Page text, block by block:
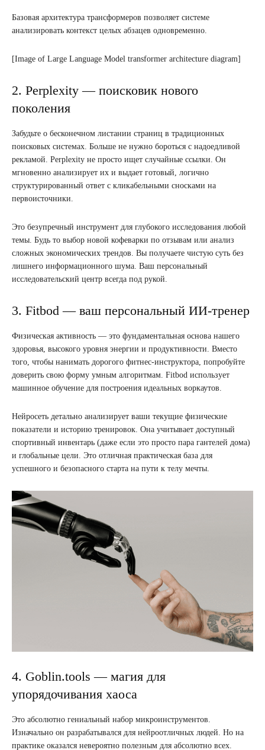
Базовая архитектура трансформеров позволяет системе
анализировать контекст целых абзацев одновременно.
[Image of Large Language Model transformer architecture diagram]
2. Perplexity — поисковик нового
поколения
Забудьте о бесконечном листании страниц в традиционных
поисковых системах. Больше не нужно бороться с надоедливой
рекламой. Perplexity не просто ищет случайные ссылки. Он
мгновенно анализирует их и выдает готовый, логично
структурированный ответ с кликабельными сносками на
первоисточники.
Это безупречный инструмент для глубокого исследования любой
темы. Будь то выбор новой кофеварки по отзывам или анализ
сложных экономических трендов. Вы получаете чистую суть без
лишнего информационного шума. Ваш персональный
исследовательский центр всегда под рукой.
3. Fitbod — ваш персональный ИИ-тренер
Физическая активность — это фундаментальная основа нашего
здоровья, высокого уровня энергии и продуктивности. Вместо
того, чтобы нанимать дорогого фитнес-инструктора, попробуйте
доверить свою форму умным алгоритмам. Fitbod использует
машинное обучение для построения идеальных воркаутов.
Нейросеть детально анализирует ваши текущие физические
показатели и историю тренировок. Она учитывает доступный
спортивный инвентарь (даже если это просто пара гантелей дома)
и глобальные цели. Это отличная практическая база для
успешного и безопасного старта на пути к телу мечты.
4. Goblin.tools — магия для
упорядочивания хаоса
Это абсолютно гениальный набор микроинструментов.
Изначально он разрабатывался для нейроотличных людей. Но на
практике оказался невероятно полезным для абсолютно всех.